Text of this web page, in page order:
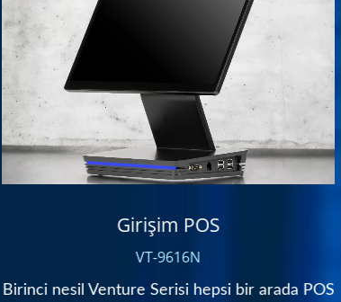
Serisi hepsi bir arada POS
Kompakt,